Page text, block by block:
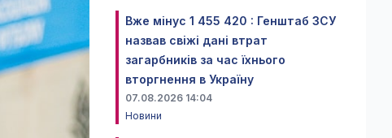
Вже мінус 1 455 420 : Генштаб ЗСУ
назвав свіжі дані втрат
загарбників за час їхнього
вторгнення в Україну
07.08.2026 14:04
Новини